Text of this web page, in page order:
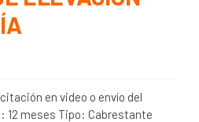
en video o envío del
12 meses Tipo: Cabrestante